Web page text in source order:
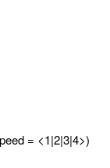
= <1|2|3|4>)